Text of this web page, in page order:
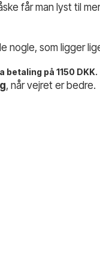
får man lyst til
nogle, som ligger
betaling på 1150 DKK.
, når vejret er bedre.